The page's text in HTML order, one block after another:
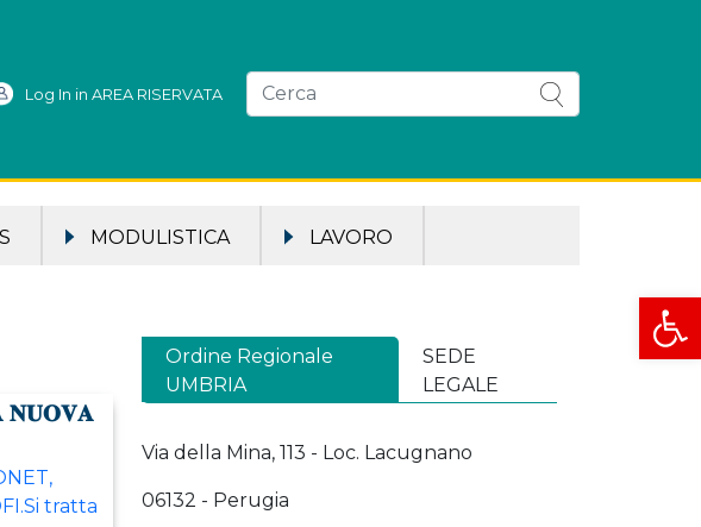
Apri
Log In in AREA RISERVATA
MODULISTICA LAVORO
𝐍𝐔𝐎𝐕𝐀
tratta
Ordine Regionale
UMBRIA
SEDE
LEGALE
Via della Mina, 113 - Loc. Lacugnano
06132 - Perugia